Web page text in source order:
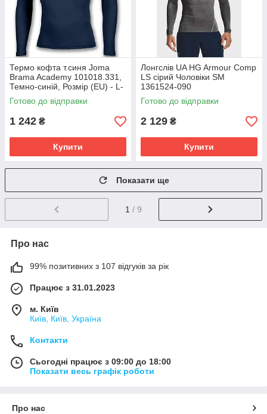
Термо кофта т.синя Joma
Brama Academy 101018.331,
Темно-синій, Розмір (EU) - L-
XL
Готово до відправки
1 242 ₴
Купити
Лонгслів UA HG Armour Comp
LS сірий Чоловіки SM
1361524-090
Готово до відправки
2 129 ₴
Купити
Показати ще
1 / 9
Про нас
99% позитивних з 107 відгуків за рік
Працює з 31.01.2023
м. Київ
Київ, Київ, Україна
Контакти
Сьогодні працює з 09:00 до 18:00
Показати весь графік роботи
Про нас